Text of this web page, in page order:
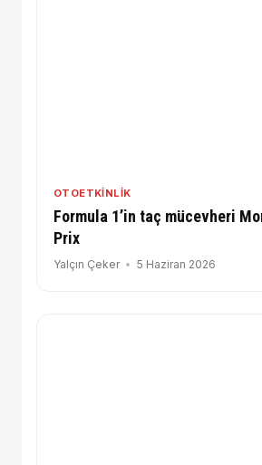
OTOETKINLIK
Formula 1’in taç mücevheri
Prix
Yalçın Çeker 5 Haziran 2026